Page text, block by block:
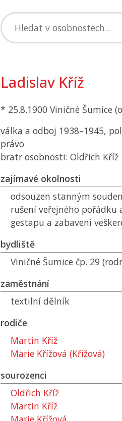
Ladislav Kříž
* 25.8.1900 Viničné Šumice
válka a odboj 1938–1945,
právo
bratr osobnosti: Oldřich Kříž
zajímavé okolnosti
odsouzen stanným
rušení veřejného pořádku
gestapu a zabavení
bydliště
Viničné Šumice čp. 29
zaměstnání
textilní dělník
rodiče
Martin Kříž
Marie Křížová (Křížová)
sourozenci
Oldřich Kříž
Martin Kříž